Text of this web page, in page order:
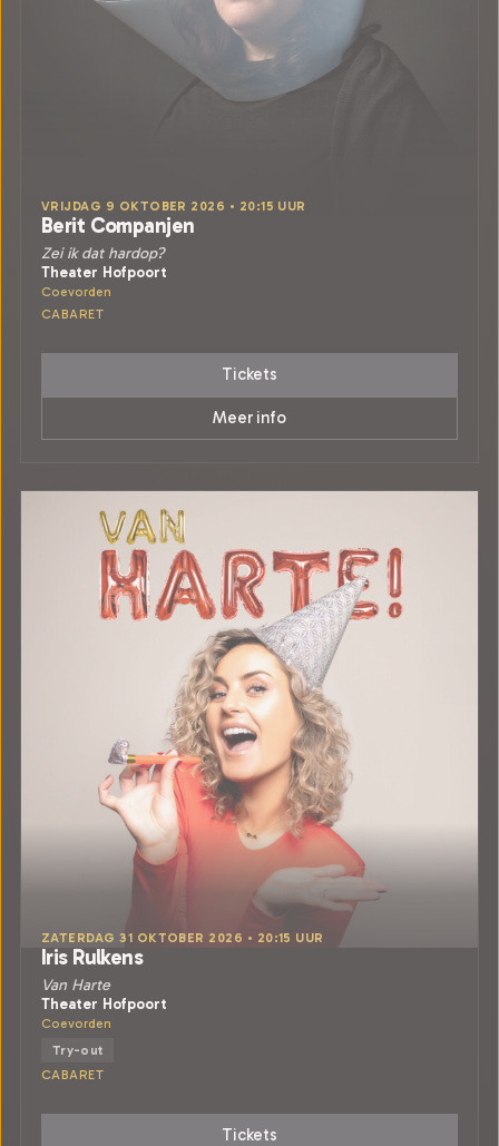
VRIJDAG 9 OKTOBER 2026 • 20:15 UUR
Berit Companjen
Zei ik dat hardop?
Theater Hofpoort
Coevorden
CABARET
Tickets
Meer info
ZATERDAG 31 OKTOBER 2026 • 20:15 UUR
Iris Rulkens
Van Harte
Theater Hofpoort
Coevorden
Try-out
CABARET
Tickets